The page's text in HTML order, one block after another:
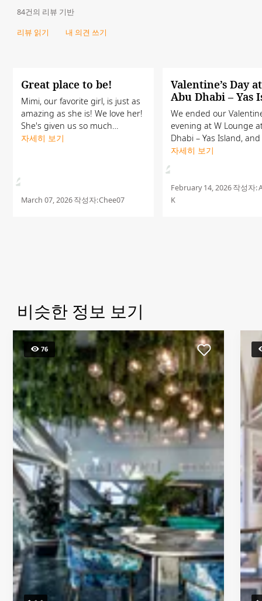
84건의 리뷰 기반
리뷰 읽기 내 의견 쓰기
Great place to be!
Mimi, our favorite girl, is just as
amazing as she is! We love her!
She's given us so much
attention, although she has
자세히 보기
March 07, 2026작성자:Chee07
Valentine’s Day
Abu Dhabi – Yas
We ended our
evening at W Lounge
Dhabi – Yas Island,
the perfect finale. Great music,
views made the night...
자세히 보기
February 14, 2026작성자:
K
비슷한 정보 보기
76